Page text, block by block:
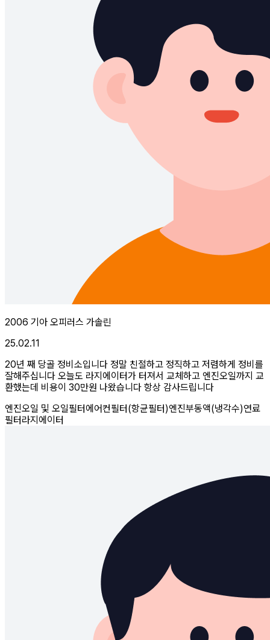
2006 기아 오피러스 가솔린
25.02.11
20년 째 당골 정비소입니다 정말 친절하고 정직하고 저렴하게 정비를
잘해주십니다 오늘도 라지에이터가 터져서 교체하고 엔진오일까지 교
환했는데 비용이 30만원 나왔습니다 항상 감사드립니다
엔진오일 및 오일필터에어컨필터(항균필터)엔진부동액(냉각수)연료
필터라지에이터